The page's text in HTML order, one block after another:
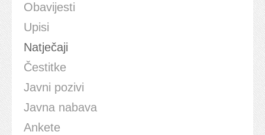
Obavijesti
Upisi
Natječaji
Čestitke
Javni pozivi
Javna nabava
Ankete